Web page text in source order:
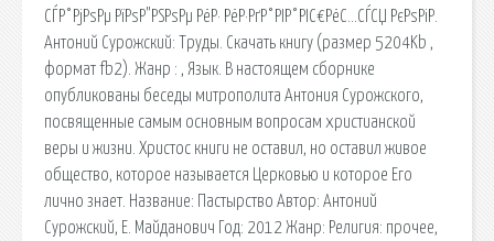
СЃР°РјРѕРµ РїРѕР"РЅРѕРµ РёР· РёР·РґР°РІР°РІС€РёС…СЃСЏ РєРѕРіР.
Антоний Сурожский: Труды. Скачать книгу (размер 5204Kb ,
формат fb2). Жанр : , Язык. В настоящем сборнике
опубликованы беседы митрополита Антония Сурожского,
посвященные самым основным вопросам христианской
веры и жизни. Христос книги не оставил, но оставил живое
общество, которое называется Церковью и которое Его
лично знает. Название: Пастырство Автор: Антоний
Сурожский, Е. Майданович Год: 2012 Жанр: Религия: прочее,